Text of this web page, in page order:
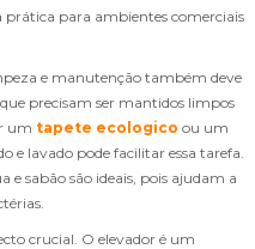
para ambientes comerciais
e manutenção também deve
que precisam ser mantidos limpos
um tapete ecologico ou um
e lavado pode facilitar essa tarefa.
e sabão são ideais, pois ajudam a
crucial. O elevador é um